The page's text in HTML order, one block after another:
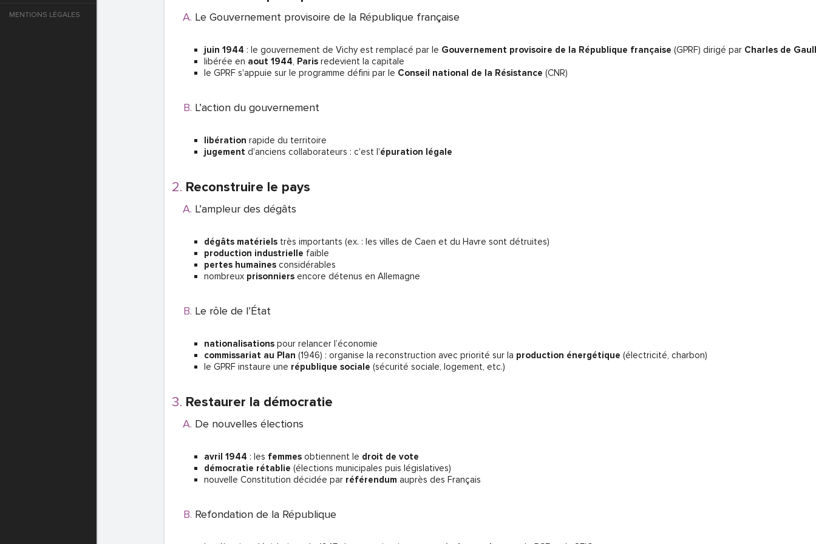
Le Gouvernement provisoire de la République française
juin 1944 : le gouvernement de Vichy est remplacé par le Gouvernement provisoire de la République française (GPRF) dirigé parCharles de
libérée en aout 1944, Parisredevient la capitale
le GPRF s'appuie sur le programme défini par le Conseil national de la Résistance (CNR)
L’action du gouvernement
libération rapide du territoire
jugement d'anciens collaborateurs : c'est l'épuration légale
Reconstruire le pays
L’ampleur des dégâts
dégâts matérielstrès importants (ex. : les villes de Caen et du Havre sont détruites)
production industrielle faible
pertes humainesconsidérables
nombreux prisonniersencore détenus en Allemagne
Le rôle de l’État
nationalisationspour relancer l’économie
commissariat au Plan (1946) : organise la reconstruction avec priorité sur la production énergétique (électricité, charbon)
le GPRF instaure une république sociale (sécurité sociale, logement, etc.)
Restaurer la démocratie
De nouvelles élections
avril 1944 : les femmesobtiennent le droit de vote
démocratie rétablie (élections municipales puis législatives)
nouvelle Constitution décidée parréférendum auprès des Français
Refondation de la République
MENTIONS LÉGALES